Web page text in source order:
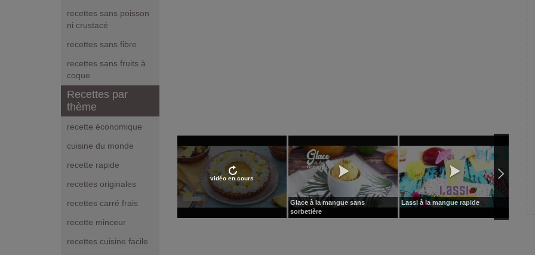
recettes sans poisson
ni crustacé
recettes sans fibre
recettes sans fruits à
coque
Recettes par
thème
recette économique
cuisine du monde
recette rapide
recettes originales
recettes carré frais
recette minceur
recettes cuisine facile
vidéo en cours
Glace à la mangue sans
sorbetière
Lassi à la mangue rapide